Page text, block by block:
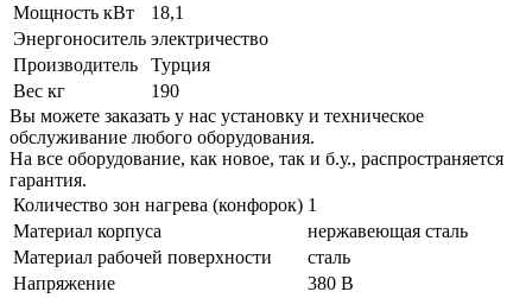
Мощность кВт
18,1
Энергоноситель электричество
Производитель
Турция
Вес кг
190
Вы можете заказать у нас установку и техническое
обслуживание любого оборудования.
На все оборудование, как новое, так и б.у., распространяется
гарантия.
Количество зон нагрева (конфорок) 1
Материал корпуса
нержавеющая сталь
Материал рабочей поверхности
сталь
Напряжение
380 В